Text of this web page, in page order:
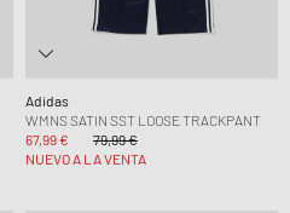
Adidas
WMNS SATIN SST LOOSE TRACKPANT
67,99 €
79,99 €
NUEVO A LA VENTA